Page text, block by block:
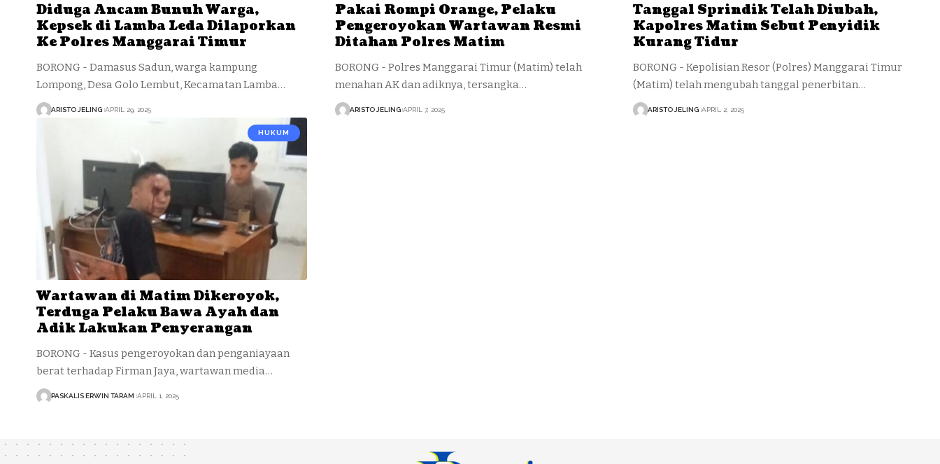
Diduga Ancam Bunuh Warga,
Kepsek di Lamba Leda Dilaporkan
Ke Polres Manggarai Timur
BORONG - Damasus Sadun, warga kampung
Lompong, Desa Golo Lembut, Kecamatan Lamba…
ARISTO JELING APRIL 29, 2025
Pakai Rompi Orange, Pelaku
Pengeroyokan Wartawan Resmi
Ditahan Polres Matim
BORONG - Polres Manggarai Timur (Matim) telah
menahan AK dan adiknya, tersangka…
ARISTO JELING APRIL 7, 2025
Tanggal Sprindik Telah Diubah,
Kapolres Matim Sebut Penyidik
Kurang Tidur
BORONG - Kepolisian Resor (Polres) Manggarai Timur
(Matim) telah mengubah tanggal penerbitan…
ARISTO JELING APRIL 2, 2025
HUKUM
Wartawan di Matim Dikeroyok,
Terduga Pelaku Bawa Ayah dan
Adik Lakukan Penyerangan
BORONG - Kasus pengeroyokan dan penganiayaan
berat terhadap Firman Jaya, wartawan media…
PASKALIS ERWIN TARAM APRIL 1, 2025